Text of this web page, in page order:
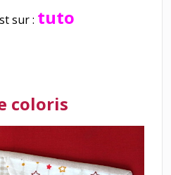
sur : tuto
coloris